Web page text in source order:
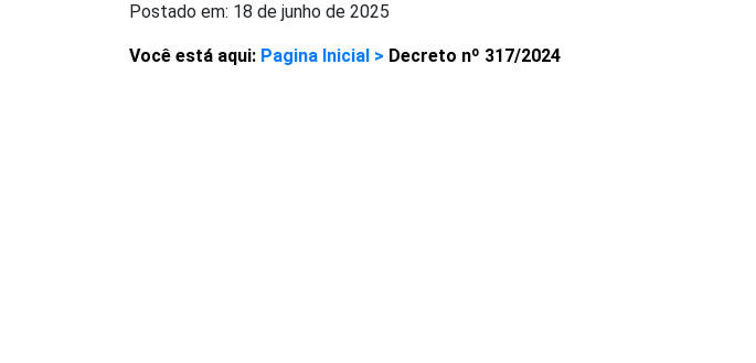
Postado em: 18 de junho de 2025
Você está aqui: Pagina Inicial > Decreto nº 317/2024